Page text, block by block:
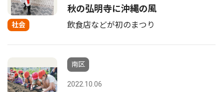
社会
秋の弘明寺に沖縄の風
飲食店などが初のまつり
南区
2022.10.06